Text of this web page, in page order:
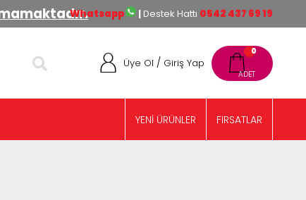
Whatsapp |Destek Hattı 0542 437 69 19
0
Üye Ol / Giriş Yap
FIRSATLAR
YENİ ÜRÜNLER